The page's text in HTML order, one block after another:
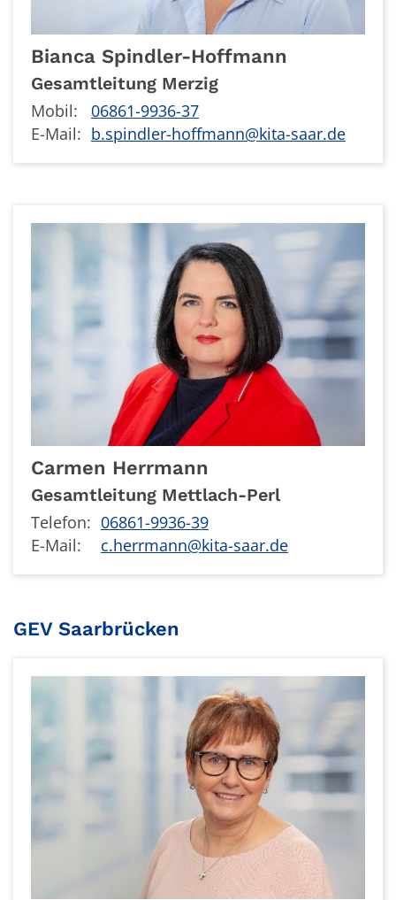
Bianca Spindler-Hoffmann
Gesamtleitung Merzig
Mobil:
06861-9936-37
E-Mail: b.spindler-hoffmann@kita-saar.de
Carmen Herrmann
Gesamtleitung Mettlach-Perl
Telefon: 06861-9936-39
E-Mail:
c.herrmann@kita-saar.de
GEV Saarbrücken